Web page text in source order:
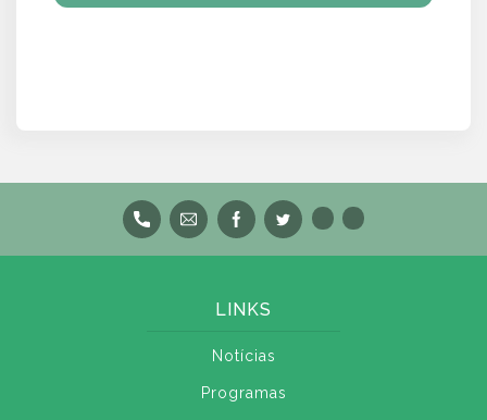
LINKS
Notícias
Programas